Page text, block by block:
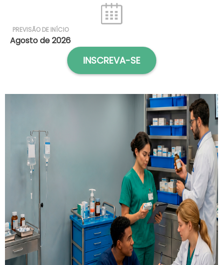
PREVISÃO DE INÍCIO
Agosto de 2026
INSCREVA-SE